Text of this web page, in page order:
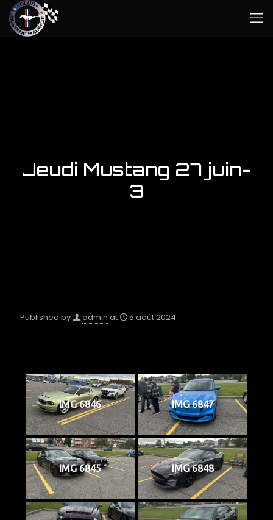
Jeudi Mustang 27 juin-
3
Published by admin at 5 août 2024
IMG 6846 IMG 6847
IMG 6845 IMG 6848